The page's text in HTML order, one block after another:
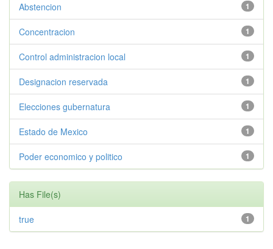
1
Abstencion
1
Concentracion
1
Control administracion local
1
Designacion reservada
1
Elecciones gubernatura
1
Estado de Mexico
1
Poder economico y politico
Has File(s)
1
true